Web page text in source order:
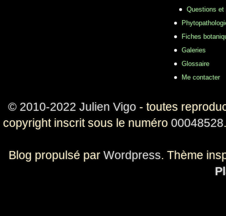
Questions et
Fiches
Galeries
Glossaire
Me contacter
© 2010-2022 Julien Vigo - toutes
copyright inscrit sous le numéro 00048528
Blog propulsé par Wordpress. Thème